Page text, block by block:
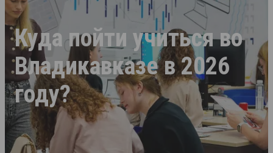
Куда пойти учиться во
Владикавказе в 2026
году?